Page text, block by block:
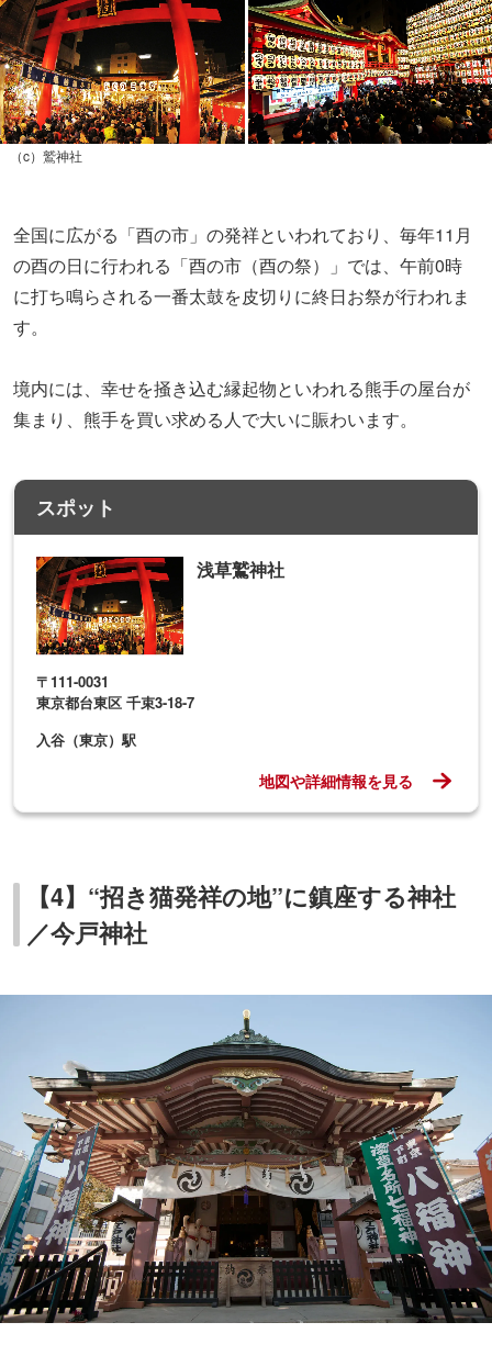
（c）鷲神社
全国に広がる「酉の市」の発祥といわれており、毎年11月
の酉の日に行われる「酉の市（酉の祭）」では、午前0時
に打ち鳴らされる一番太鼓を皮切りに終日お祭が行われま
す。
境内には、幸せを掻き込む縁起物といわれる熊手の屋台が
集まり、熊手を買い求める人で大いに賑わいます。
スポット
浅草鷲神社
〒111-0031
東京都台東区 千束3-18-7
入谷（東京）駅
地図や詳細情報を見る
【4】“招き猫発祥の地”に鎮座する神社
／今戸神社